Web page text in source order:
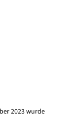
2023 wurde